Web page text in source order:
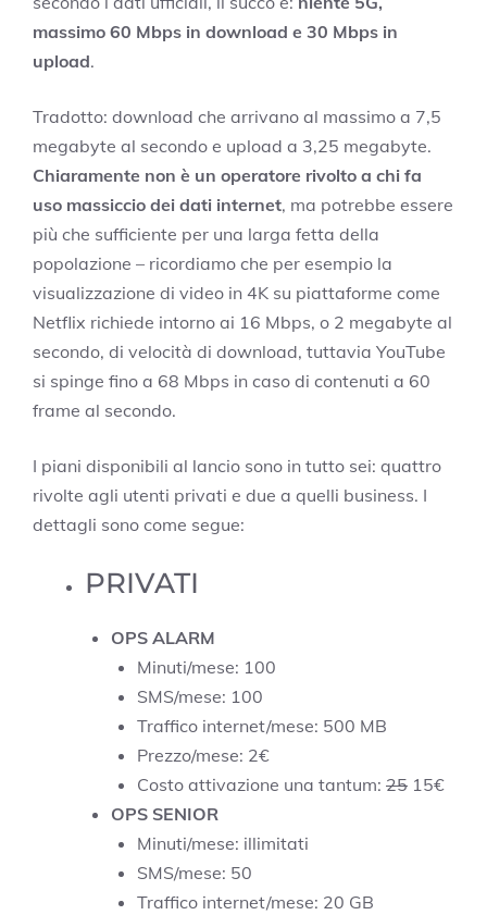
massimo 60 Mbps in download e 30 Mbps in
upload.
Tradotto: download che arrivano al massimo a 7,5
megabyte al secondo e upload a 3,25 megabyte.
Chiaramente non è un operatore rivolto a chi fa
uso massiccio dei dati internet, ma potrebbe essere
più che sufficiente per una larga fetta della
popolazione – ricordiamo che per esempio la
visualizzazione di video in 4K su piattaforme come
Netflix richiede intorno ai 16 Mbps, o 2 megabyte al
secondo, di velocità di download, tuttavia YouTube
si spinge fino a 68 Mbps in caso di contenuti a 60
frame al secondo.
I piani disponibili al lancio sono in tutto sei: quattro
rivolte agli utenti privati e due a quelli business. I
dettagli sono come segue:
PRIVATI
OPS ALARM
Minuti/mese: 100
SMS/mese: 100
Traffico internet/mese: 500 MB
Prezzo/mese: 2€
Costo attivazione una tantum: 25 15€
OPS SENIOR
Minuti/mese: illimitati
SMS/mese: 50
Traffico internet/mese: 20 GB